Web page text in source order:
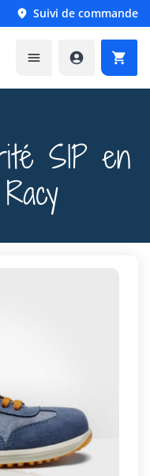
 Suivi de commande
  
S1P en